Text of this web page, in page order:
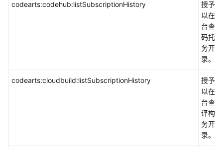
codearts:codehub:listSubscriptionHistory
授予
以在
台查
码托
务开
录。
codearts:cloudbuild:listSubscriptionHistory
授予
以在
台查
译构
务开
录。